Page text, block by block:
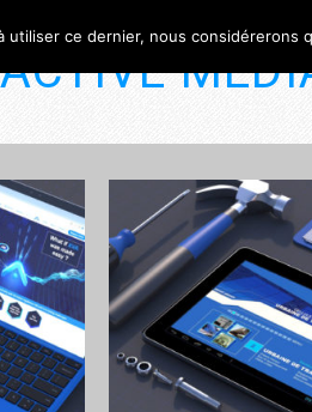
ce dernier, nous considérerons